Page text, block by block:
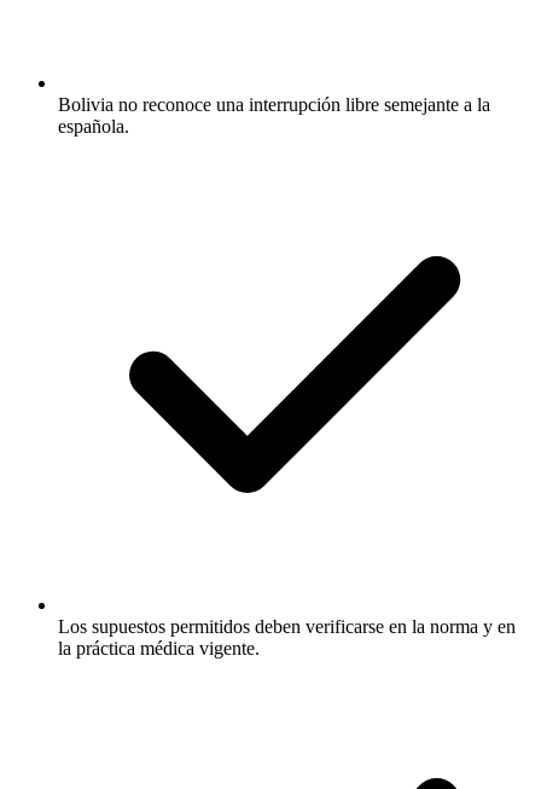
Bolivia no reconoce una interrupción libre semejante a la
española.
Los supuestos permitidos deben verificarse en la norma y en
la práctica médica vigente.